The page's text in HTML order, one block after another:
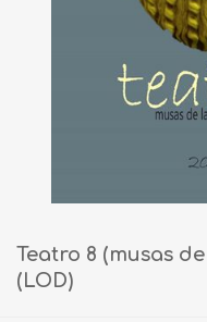
Teatro 8 (musas
(LOD)